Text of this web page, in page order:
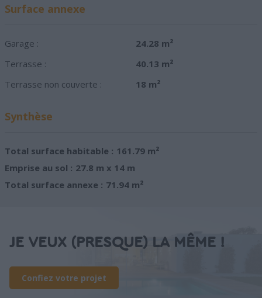
Surface annexe
Garage :
24.28 m²
Terrasse :
40.13 m²
Terrasse non couverte :
18 m²
Synthèse
Total surface habitable : 161.79 m²
Emprise au sol : 27.8 m x 14 m
Total surface annexe : 71.94 m²
JE VEUX (PRESQUE) LA MÊME !
Confiez votre projet